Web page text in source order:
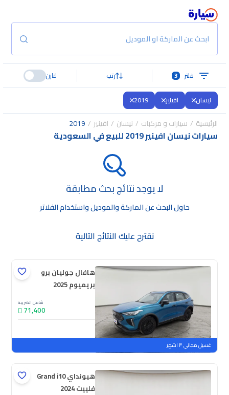
ابحث عن الماركة او الموديل
فلتر 3 رتب قارن
نيسان افينير 2019
الرئيسية سيارات و مركبات نيسان افينير 2019
سيارات نيسان افينير 2019 للبيع في السعودية
لا يوجد نتائج بحث مطابقة
حاول البحث عن الماركة والموديل واستخدام الفلاتر
نقترح عليك النتائج التالية
هافال جوليان برو
بريميوم 2025
شامل الضريبة
71,400
جديدة
ملوحة
غسيل مجاني ٣ اشهر
هيونداي Grand i10
فلييت 2024